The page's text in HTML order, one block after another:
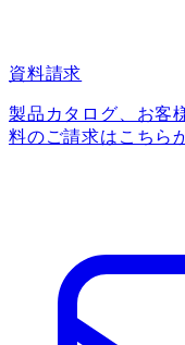
資料請求
製品カタログ、お客
料のご請求はこちら